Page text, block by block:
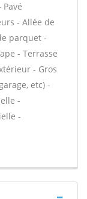
- Allée de
parquet -
- Terrasse
- Gros
etc) -
-
-